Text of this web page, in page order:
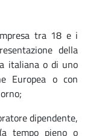
tra 18 e i
della
italiana o di uno
Europea o con
dipendente,
tempo pieno o